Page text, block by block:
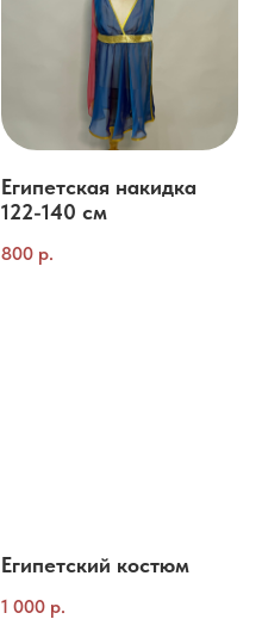
Египетская накидка
122-140 см
800 р.
Египетский костюм
1 000 р.